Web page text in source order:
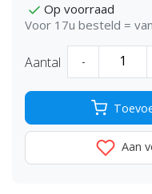
Op voorraad
Voor 17u besteld =
Aantal -
Aan